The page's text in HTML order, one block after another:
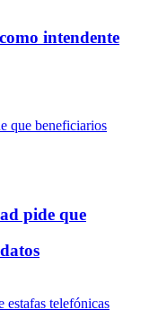
intendente
pide que